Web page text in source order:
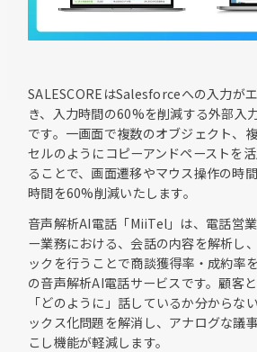
SALESCOREはSalesforceへの入力が
き、入力時間の60%を削減する外部入
です。一画面で複数のオブジェクト、
セルのようにコピーアンドペーストを
ることで、画面遷移やマウス操作の時
時間を60%削減いたします。
音声解析AI電話「MiiTel」は、電話営
ー業務における、会話の内容を解析し
ックを行うことで商談獲得率・成約率
の音声解析AI電話サービスです。顧客
「どのように」話しているか分からな
ックス化問題を解消し、アナログな議
こし機能が軽減します。